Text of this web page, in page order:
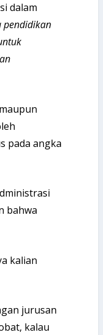
dalam
pendidikan
pada angka
bahwa
kalian
jurusan
kalau